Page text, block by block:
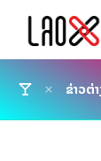
ຂ່າວຕ່